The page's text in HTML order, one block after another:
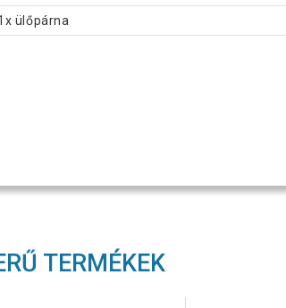
ülőpárna
TERMÉKEK